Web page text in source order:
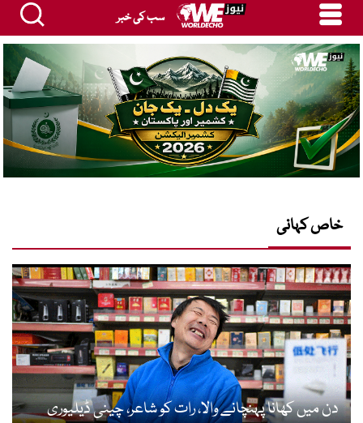
سب کی خبر
خاص کہانی
دن میں کھانا پہنچانے والا، رات کو شاعر، چینی ڈیلیوری